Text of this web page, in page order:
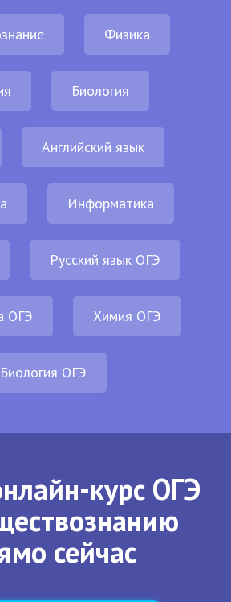
Физика
Биология
Английский язык
Информатика
Русский язык ОГЭ
ОГЭ Химия ОГЭ
Биология ОГЭ
курс ОГЭ
сейчас